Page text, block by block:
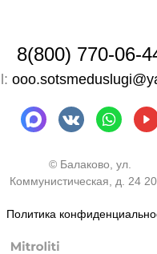
8(800) 770-06-
© Балаково, ул.
Коммунистическая, д. 24
Политика